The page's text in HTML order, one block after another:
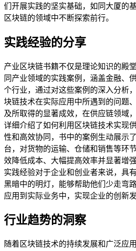
们开展实践的坚实基础，如同大厦的
区块链的领域中不断探索前行。
实践经验的分享
产业区块链书籍不仅是理论知识的殿
同产业领域的实践案例，涵盖金融、
个行业，通过对这些案例的深入分析
块链技术在实际应用中所遇到的问题
及所取得的显著成效，在供应链领域
详细介绍了如何利用区块链技术实现
性和高效协同，书中的案例生动展示
台，对货物的运输、仓储和销售等环
效降低成本、大幅提高效率并显著增
实践经验对于企业和创业者来说，具
黑暗中的明灯，能够帮助他们少走弯
应用到实际业务中，实现企业的创新发
行业趋势的洞察
随着区块链技术的持续发展和广泛应